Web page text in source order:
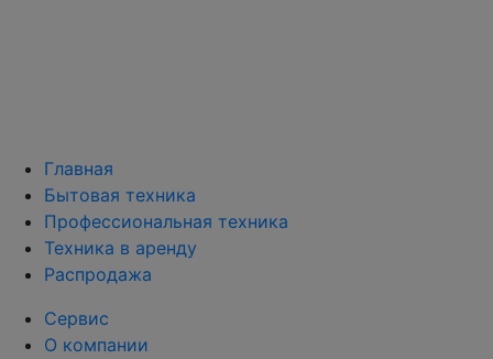
Главная
Бытовая техника
Профессиональная техника
Техника в аренду
Распродажа
Сервис
О компании